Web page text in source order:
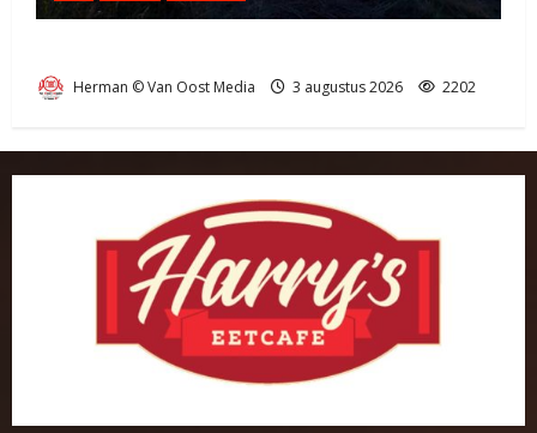
Herman © Van Oost Media 3 augustus 2026 2202